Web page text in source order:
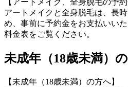
【アートメイク、全身脱毛の予
アートメイクと全身脱毛は、長
め、事前に予約金をお支払いい
料金表をご覧ください。
未成年（18歳未満）
【未成年（18歳未満）の方へ】